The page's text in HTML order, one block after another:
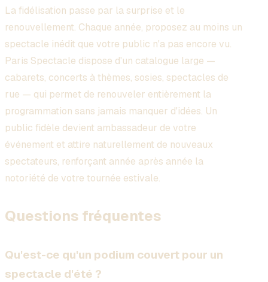
La fidélisation passe par la surprise et le
renouvellement. Chaque année, proposez au moins un
spectacle inédit que votre public n'a pas encore vu.
Paris Spectacle dispose d'un catalogue large —
cabarets, concerts à thèmes, sosies, spectacles de
rue — qui permet de renouveler entièrement la
programmation sans jamais manquer d'idées. Un
public fidèle devient ambassadeur de votre
événement et attire naturellement de nouveaux
spectateurs, renforçant année après année la
notoriété de votre tournée estivale.
Questions fréquentes
Qu'est-ce qu'un podium couvert pour un
spectacle d'été ?